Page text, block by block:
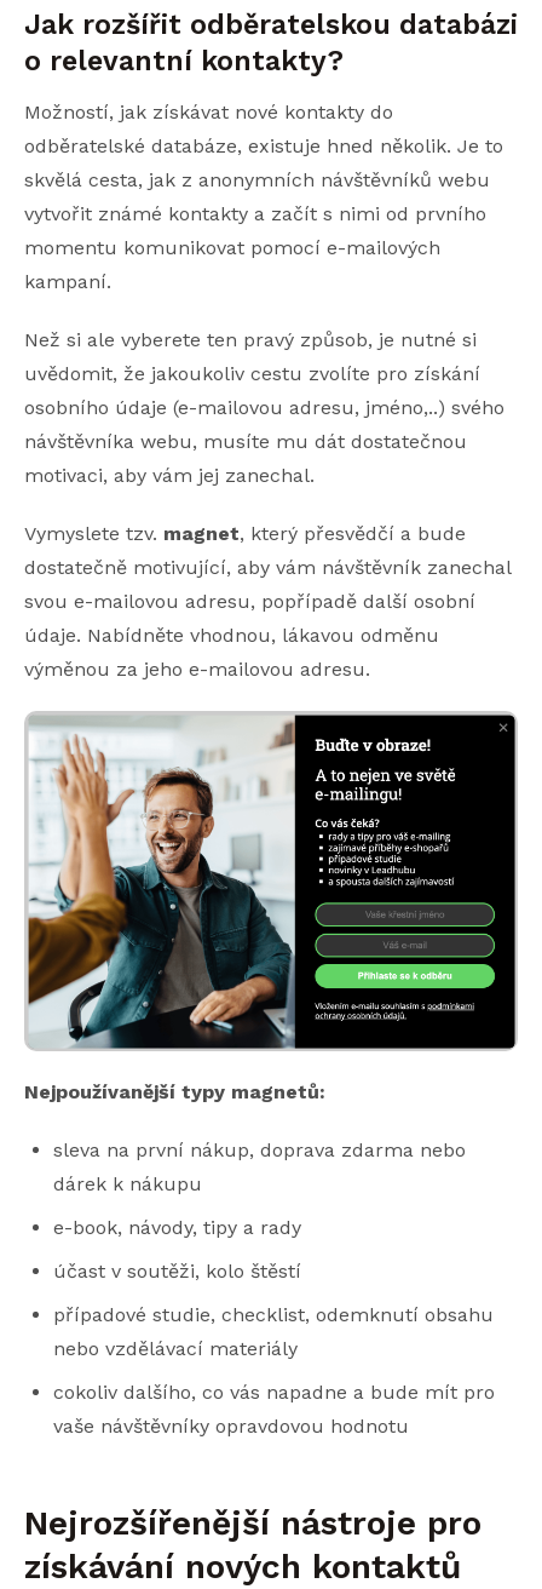
Jak rozšířit odběratelskou databázi
o relevantní kontakty?
Možností, jak získávat nové kontakty do
odběratelské databáze, existuje hned několik. Je to
skvělá cesta, jak z anonymních návštěvníků webu
vytvořit známé kontakty a začít s nimi od prvního
momentu komunikovat pomocí e-mailových
kampaní.
Než si ale vyberete ten pravý způsob, je nutné si
uvědomit, že jakoukoliv cestu zvolíte pro získání
osobního údaje (e-mailovou adresu, jméno,..) svého
návštěvníka webu, musíte mu dát dostatečnou
motivaci, aby vám jej zanechal.
Vymyslete tzv. magnet, který přesvědčí a bude
dostatečně motivující, aby vám návštěvník zanechal
svou e-mailovou adresu, popřípadě další osobní
údaje. Nabídněte vhodnou, lákavou odměnu
výměnou za jeho e-mailovou adresu.
Nejpoužívanější typy magnetů:
sleva na první nákup, doprava zdarma nebo
dárek k nákupu
e-book, návody, tipy a rady
účast v soutěži, kolo štěstí
případové studie, checklist, odemknutí obsahu
nebo vzdělávací materiály
cokoliv dalšího, co vás napadne a bude mít pro
vaše návštěvníky opravdovou hodnotu
Nejrozšířenější nástroje pro
získávání nových kontaktů